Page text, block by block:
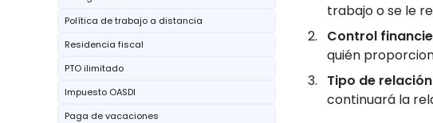
Política de trabajo a distancia
Residencia fiscal
PTO ilimitado
Impuesto OASDI
Paga de vacaciones
trabajo o se le
Control
quién
Tipo de
continuará la